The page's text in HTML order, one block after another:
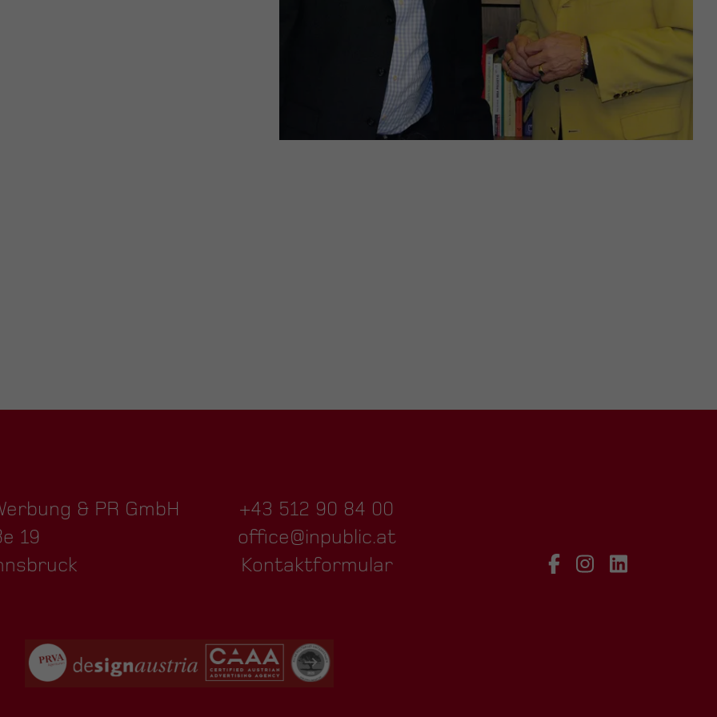
& PR GmbH
19
+43 512 90 84 00
office@inpublic.at
Kontaktformular